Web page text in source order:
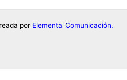
por Elemental Comunicación.